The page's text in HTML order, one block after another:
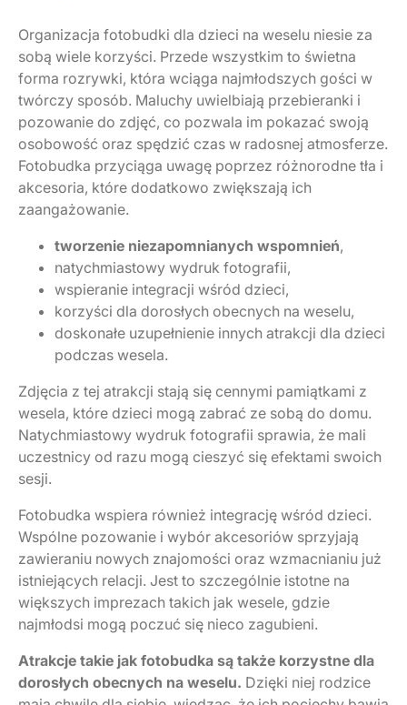
Organizacja fotobudki dla dzieci na weselu niesie za
sobą wiele korzyści. Przede wszystkim to świetna
forma rozrywki, która wciąga najmłodszych gości w
twórczy sposób. Maluchy uwielbiają przebieranki i
pozowanie do zdjęć, co pozwala im pokazać swoją
osobowość oraz spędzić czas w radosnej atmosferze.
Fotobudka przyciąga uwagę poprzez różnorodne tła i
akcesoria, które dodatkowo zwiększają ich
zaangażowanie.
tworzenie niezapomnianych wspomnień,
natychmiastowy wydruk fotografii,
wspieranie integracji wśród dzieci,
korzyści dla dorosłych obecnych na weselu,
doskonałe uzupełnienie innych atrakcji dla dzieci
podczas wesela.
Zdjęcia z tej atrakcji stają się cennymi pamiątkami z
wesela, które dzieci mogą zabrać ze sobą do domu.
Natychmiastowy wydruk fotografii sprawia, że mali
uczestnicy od razu mogą cieszyć się efektami swoich
sesji.
Fotobudka wspiera również integrację wśród dzieci.
Wspólne pozowanie i wybór akcesoriów sprzyjają
zawieraniu nowych znajomości oraz wzmacnianiu już
istniejących relacji. Jest to szczególnie istotne na
większych imprezach takich jak wesele, gdzie
najmłodsi mogą poczuć się nieco zagubieni.
Atrakcje takie jak fotobudka są także korzystne dla
dorosłych obecnych na weselu. Dzięki niej rodzice